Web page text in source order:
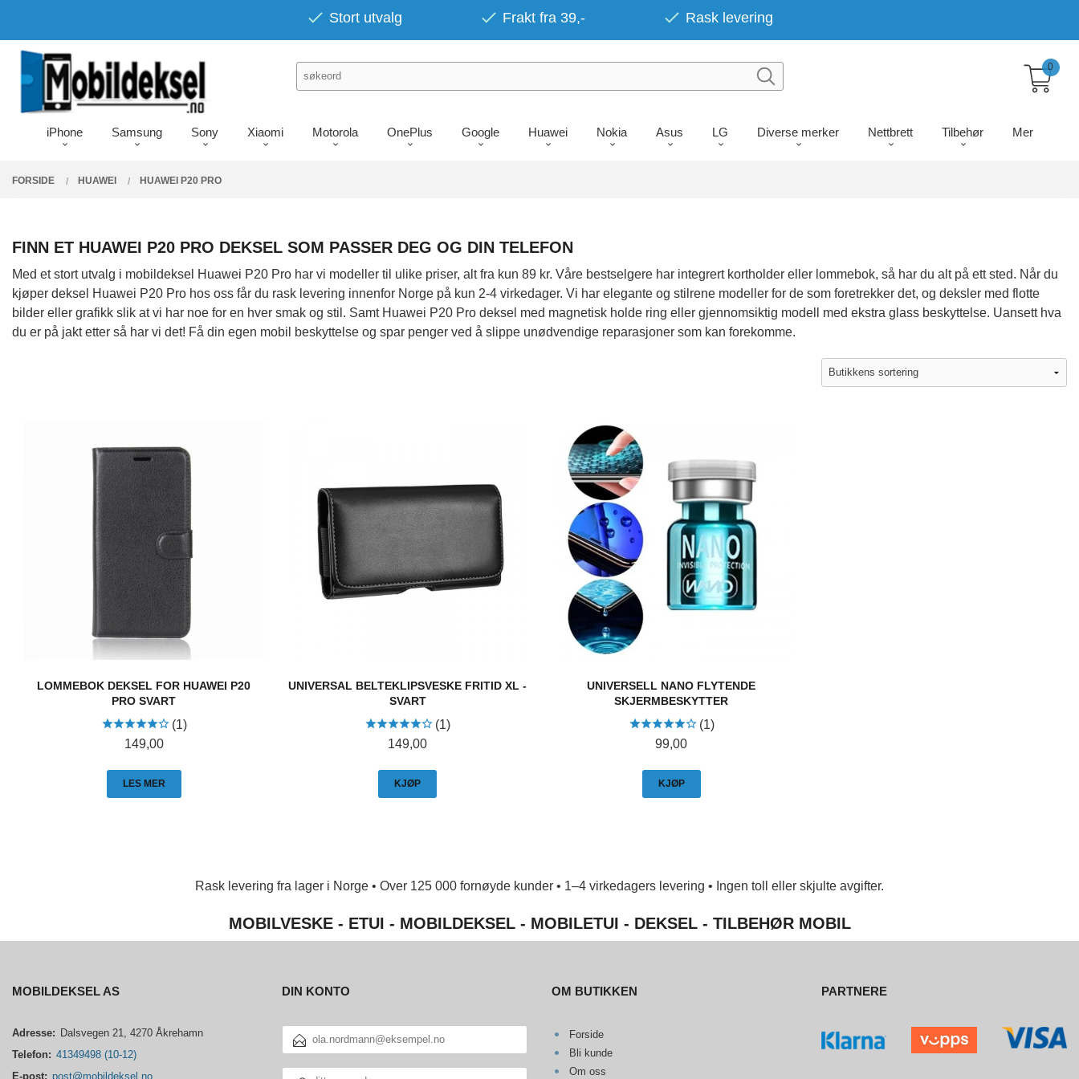
innholdet
Stort utvalg Frakt fra 39,- Rask levering
iPhone Samsung Sony Xiaomi Motorola OnePlus Google Huawei Nokia Asus LG Diverse merker Nettbrett Tilbehør Mer
0
FORSIDE HUAWEI HUAWEI P20 PRO
FINN ET HUAWEI P20 PRO DEKSEL SOM PASSER DEG OG DIN TELEFON
Med et stort utvalg i mobildeksel Huawei P20 Pro har vi modeller til ulike priser, alt fra kun 89 kr. Våre bestselgere har integrert kortholder eller lommebok, så har du alt på ett sted. Når du
kjøper deksel Huawei P20 Pro hos oss får du rask levering innenfor Norge på kun 2-4 virkedager. Vi har elegante og stilrene modeller for de som foretrekker det, og deksler med flotte
bilder eller grafikk slik at vi har noe for en hver smak og stil. Samt Huawei P20 Pro deksel med magnetisk holde ring eller gjennomsiktig modell med ekstra glass beskyttelse. Uansett hva
du er på jakt etter så har vi det! Få din egen mobil beskyttelse og spar penger ved å slippe unødvendige reparasjoner som kan forekomme.
LOMMEBOK DEKSEL FOR HUAWEI P20
PRO SVART
(1)
Pris
149,00
LES MER
UNIVERSAL BELTEKLIPSVESKE FRITID XL -
SVART
(1)
Pris
149,00
KJØP
UNIVERSELL NANO FLYTENDE
SKJERMBESKYTTER
(1)
Pris
99,00
KJØP
Rask levering fra lager i Norge • Over 125 000 fornøyde kunder • 1–4 virkedagers levering • Ingen toll eller skjulte avgifter.
MOBILVESKE - ETUI - MOBILDEKSEL - MOBILETUI - DEKSEL - TILBEHØR MOBIL
MOBILDEKSEL AS
Adresse: Dalsvegen 21, 4270 Åkrehamn
Telefon: 41349498 (10-12)
E-post: post@mobildeksel.no
DIN KONTO
POSTADRESSE
OM BUTIKKEN
Forside
Bli kunde
Om oss
PARTNERE